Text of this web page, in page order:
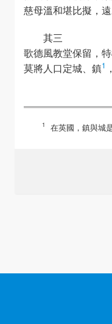
慈母溫和堪比擬，遠
其三
歌德風教堂保留，特
莫將人口定城、鎮1
在英國，鎮與城